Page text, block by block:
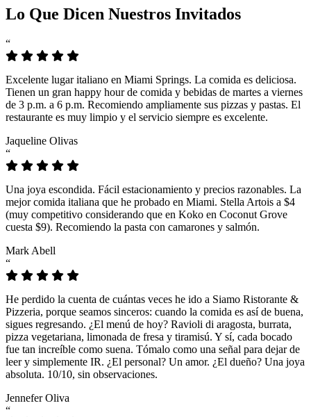
Lo Que Dicen Nuestros Invitados
“
Excelente lugar italiano en Miami Springs. La comida es deliciosa.
Tienen un gran happy hour de comida y bebidas de martes a viernes
de 3 p.m. a 6 p.m. Recomiendo ampliamente sus pizzas y pastas. El
restaurante es muy limpio y el servicio siempre es excelente.
Jaqueline Olivas
“
Una joya escondida. Fácil estacionamiento y precios razonables. La
mejor comida italiana que he probado en Miami. Stella Artois a $4
(muy competitivo considerando que en Koko en Coconut Grove
cuesta $9). Recomiendo la pasta con camarones y salmón.
Mark Abell
“
He perdido la cuenta de cuántas veces he ido a Siamo Ristorante &
Pizzeria, porque seamos sinceros: cuando la comida es así de buena,
sigues regresando. ¿El menú de hoy? Ravioli di aragosta, burrata,
pizza vegetariana, limonada de fresa y tiramisú. Y sí, cada bocado
fue tan increíble como suena. Tómalo como una señal para dejar de
leer y simplemente IR. ¿El personal? Un amor. ¿El dueño? Una joya
absoluta. 10/10, sin observaciones.
Jennefer Oliva
“